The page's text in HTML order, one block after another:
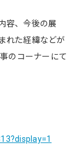
容、今後の展
れた経緯などが
のコーナーにて